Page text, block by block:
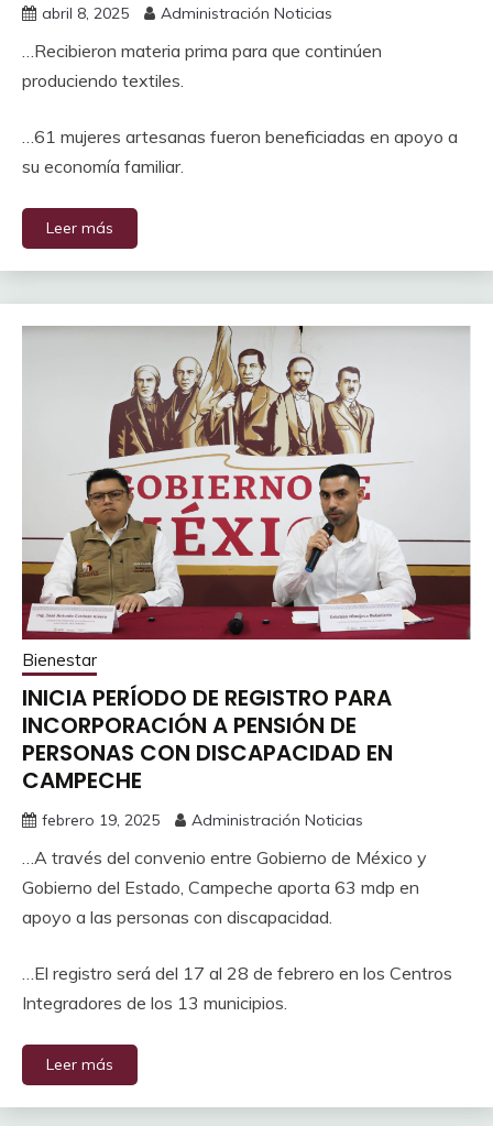
abril 8, 2025 Administración Noticias
…Recibieron materia prima para que continúen
produciendo textiles.
…61 mujeres artesanas fueron beneficiadas en apoyo a
su economía familiar.
Leer más
Bienestar
INICIA PERÍODO DE REGISTRO PARA
INCORPORACIÓN A PENSIÓN DE
PERSONAS CON DISCAPACIDAD EN
CAMPECHE
febrero 19, 2025 Administración Noticias
…A través del convenio entre Gobierno de México y
Gobierno del Estado, Campeche aporta 63 mdp en
apoyo a las personas con discapacidad.
…El registro será del 17 al 28 de febrero en los Centros
Integradores de los 13 municipios.
Leer más